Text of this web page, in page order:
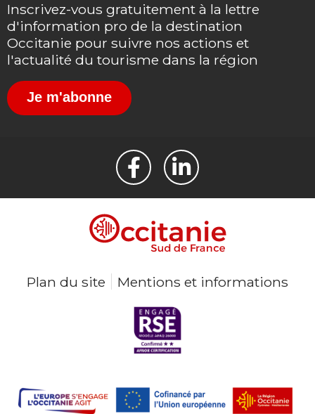
Inscrivez-vous gratuitement à la lettre
d'information pro de la destination
Occitanie pour suivre nos actions et
l'actualité du tourisme dans la région
Je m'abonne
Plan du site Mentions et informations